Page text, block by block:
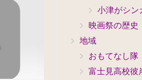
小津がシン
映画祭の歴史
地域
おもてなし隊
富士見高校彼